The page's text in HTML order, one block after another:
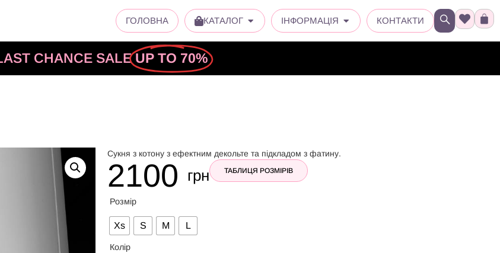
ГОЛОВНА КАТАЛОГ ІНФОРМАЦІЯ КОНТАКТИ
CHANCE SALEUP TO 70%
Сукня з котону з ефектним декольте та підкладом з фатину.
2100 грн ТАБЛИЦЯ РОЗМІРІВ
Розмір
Xs S M L
Колір